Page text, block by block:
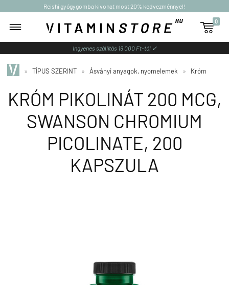
Reishi gyógygomba kivonat most 20% kedvezménnyel!

0
Ingyenes szállítás 19 000 Ft-tól ✓
» TÍPUS SZERINT » Ásványi anyagok, nyomelemek » Króm
KRÓM PIKOLINÁT 200 MCG,
SWANSON CHROMIUM
PICOLINATE, 200
KAPSZULA